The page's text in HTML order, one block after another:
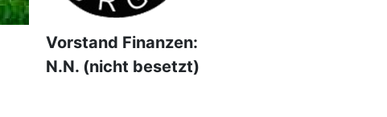
Vorstand Finanzen:
N.N. (nicht besetzt)